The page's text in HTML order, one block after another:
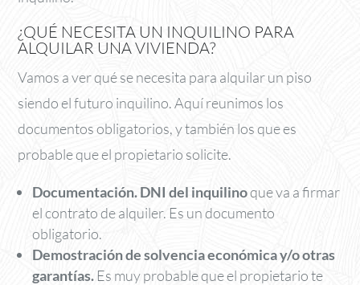
¿QUÉ NECESITA UN INQUILINO PARA
ALQUILAR UNA VIVIENDA?
Vamos a ver qué se necesita para alquilar un piso
siendo el futuro inquilino. Aquí reunimos los
documentos obligatorios, y también los que es
probable que el propietario solicite.
Documentación.DNI del inquilinoque va a firmar
el contrato de alquiler. Es un documento
obligatorio.
Demostración de solvencia económica y/o otras
garantías. Es muy probable que el propietario te